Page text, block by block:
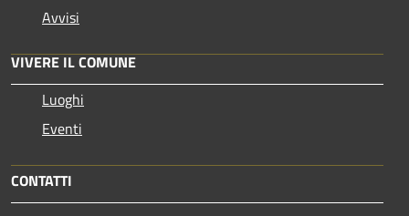
Avvisi
VIVERE IL COMUNE
Luoghi
Eventi
CONTATTI